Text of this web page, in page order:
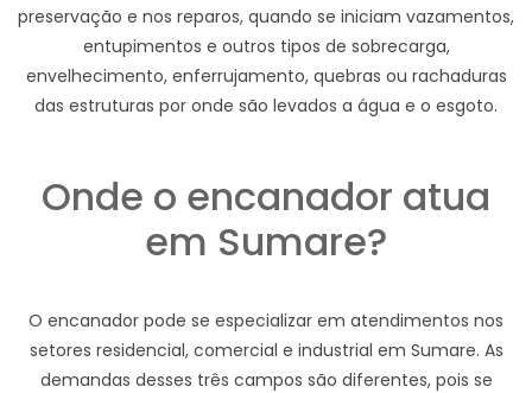
preservação e nos reparos, quando se iniciam vazamentos,
entupimentos e outros tipos de sobrecarga,
envelhecimento, enferrujamento, quebras ou rachaduras
das estruturas por onde são levados a água e o esgoto.
Onde o encanador atua
em Sumare?
O encanador pode se especializar em atendimentos nos
setores residencial, comercial e industrial em Sumare. As
demandas desses três campos são diferentes, pois se